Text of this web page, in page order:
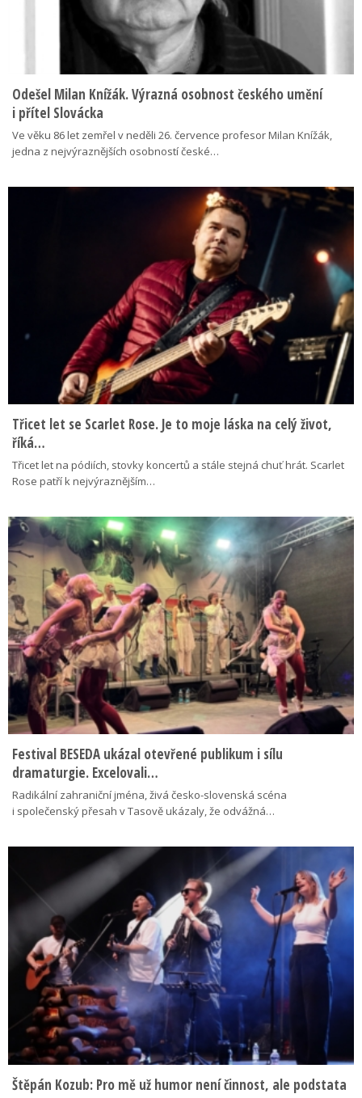
Odešel Milan Knížák. Výrazná osobnost českého umění
i přítel Slovácka
Ve věku 86 let zemřel v neděli 26. července profesor Milan Knížák,
jedna z nejvýraznějších osobností české…
Třicet let se Scarlet Rose. Je to moje láska na celý život,
říká…
Třicet let na pódiích, stovky koncertů a stále stejná chuť hrát. Scarlet
Rose patří k nejvýraznějším…
Festival BESEDA ukázal otevřené publikum i sílu
dramaturgie. Excelovali…
Radikální zahraniční jména, živá česko-slovenská scéna
i společenský přesah v Tasově ukázaly, že odvážná…
Štěpán Kozub: Pro mě už humor není činnost, ale podstata